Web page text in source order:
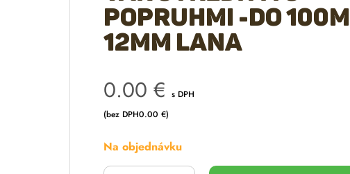
popruhmi -do 100m
12mm lana
0.00 € s DPH
(bez DPH0.00 €)
Na objednávku